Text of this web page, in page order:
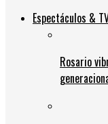
Espectáculos &
Rosario